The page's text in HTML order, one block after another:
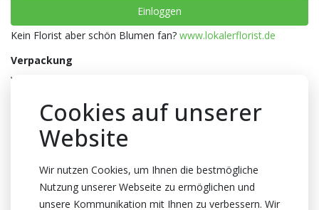
Einloggen
Kein Florist aber schön Blumen fan? www.lokalerflorist.de
Verpackung
Wanne
Anzahl pro Wanne
Hell grün
Abmessungen
Cookies auf unserer
Website
Wir nutzen Cookies, um Ihnen die bestmögliche
Nutzung unserer Webseite zu ermöglichen und
unsere Kommunikation mit Ihnen zu verbessern. Wir